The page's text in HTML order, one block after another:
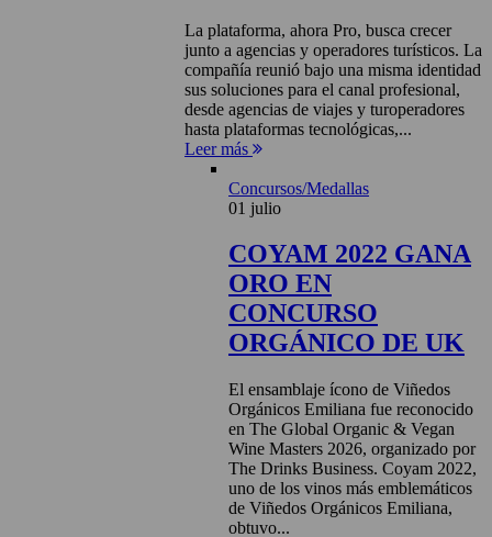
La plataforma, ahora Pro, busca crecer
junto a agencias y operadores turísticos. La
compañía reunió bajo una misma identidad
sus soluciones para el canal profesional,
desde agencias de viajes y turoperadores
hasta plataformas tecnológicas,...
Leer más
Concursos/Medallas
01 julio
COYAM 2022 GANA
ORO EN
CONCURSO
ORGÁNICO DE UK
El ensamblaje ícono de Viñedos
Orgánicos Emiliana fue reconocido
en The Global Organic & Vegan
Wine Masters 2026, organizado por
The Drinks Business. Coyam 2022,
uno de los vinos más emblemáticos
de Viñedos Orgánicos Emiliana,
obtuvo...